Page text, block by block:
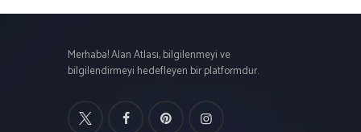
Merhaba! Alan Atlası, bilgilenmeyi ve
bilgilendirmeyi hedefleyen bir platformdur.